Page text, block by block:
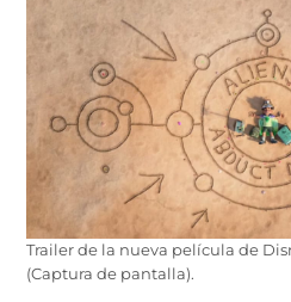
Trailer de la nueva película de
(Captura de pantalla).